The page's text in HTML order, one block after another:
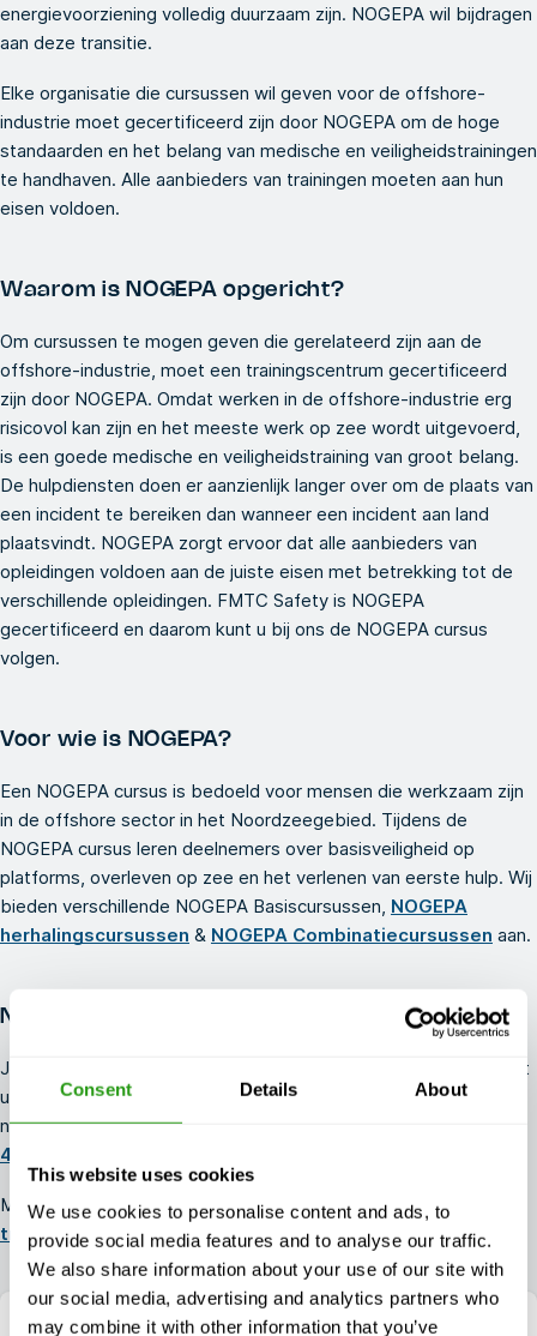
Consent Details About
This website uses cookies
We use cookies to personalise content and ads, to
provide social media features and to analyse our traffic.
We also share information about your use of our site with
our social media, advertising and analytics partners who
may combine it with other information that you’ve
energievoorziening volledig duurzaam zijn. NOGEPA wil bijdragen
aan deze transitie.
Elke organisatie die cursussen wil geven voor de offshore-
industrie moet gecertificeerd zijn door NOGEPA om de hoge
standaarden en het belang van medische en veiligheidstrainingen
te handhaven. Alle aanbieders van trainingen moeten aan hun
eisen voldoen.
Waarom is NOGEPA opgericht?
Om cursussen te mogen geven die gerelateerd zijn aan de
offshore-industrie, moet een trainingscentrum gecertificeerd
zijn door NOGEPA. Omdat werken in de offshore-industrie erg
risicovol kan zijn en het meeste werk op zee wordt uitgevoerd,
is een goede medische en veiligheidstraining van groot belang.
De hulpdiensten doen er aanzienlijk langer over om de plaats van
een incident te bereiken dan wanneer een incident aan land
plaatsvindt. NOGEPA zorgt ervoor dat alle aanbieders van
opleidingen voldoen aan de juiste eisen met betrekking tot de
verschillende opleidingen. FMTC Safety is NOGEPA
gecertificeerd en daarom kunt u bij ons de NOGEPA cursus
volgen.
Voor wie is NOGEPA?
Een NOGEPA cursus is bedoeld voor mensen die werkzaam zijn
in de offshore sector in het Noordzeegebied. Tijdens de
NOGEPA cursus leren deelnemers over basisveiligheid op
platforms, overleven op zee en het verlenen van eerste hulp. Wij
bieden verschillende NOGEPA Basiscursussen, NOGEPA
herhalingscursussen & NOGEPA Combinatiecursussen aan.
NOGEPA Basic Basiscursussen bij FMTC Safety
Je kunt elke NOGEPA Basiscursus boeken bij FMTC Safety. Wilt
u meer informatie of heeft u een speciaal verzoek? Aarzel dan
niet om contact met ons op te nemen. Bel ons op
4685
Misschien zijn onze andere veiligheidscursussen, zoals
training& GWO-cursussenook interessant voor jou!